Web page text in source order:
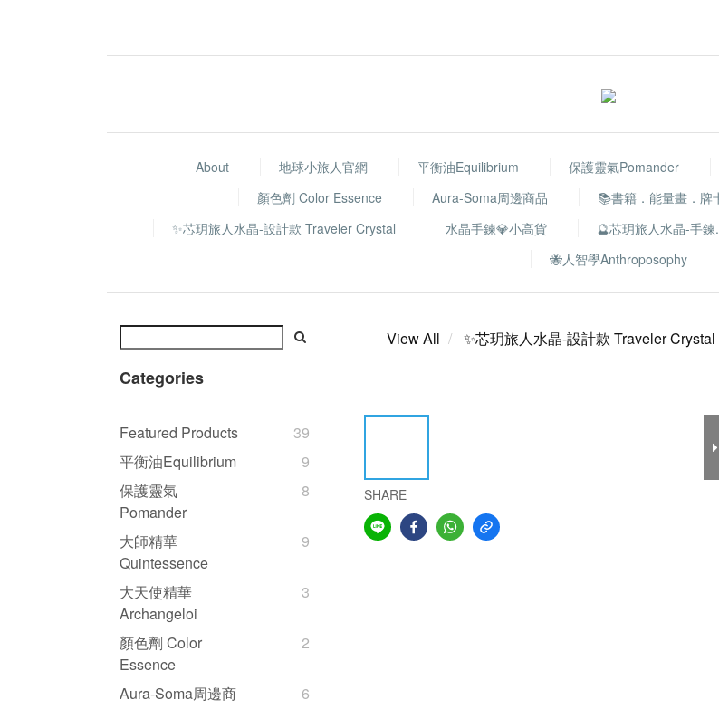
About 地球小旅人官網 平衡油Equilibrium 保護靈氣Pomander
顏色劑 Color Essence
Aura-Soma周邊商品 📚書籍．能量畫．牌
✨芯玥旅人水晶-設計款 Traveler Crystal
水晶手鍊💎小高貨 🔮芯玥旅人水晶-手鍊
🐝人智學Anthroposophy
Categories
Featured Products
39
平衡油Equilibrium
9
保護靈氣
Pomander
8
大師精華
Quintessence
9
大天使精華
Archangeloi
3
顏色劑 Color
Essence
2
Aura-Soma周邊商
6
View All ✨芯玥旅人水晶-設計款 Traveler Crystal
SHARE